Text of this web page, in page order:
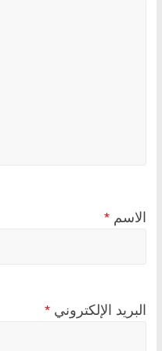
الاسم *
البريد الإلكتروني *